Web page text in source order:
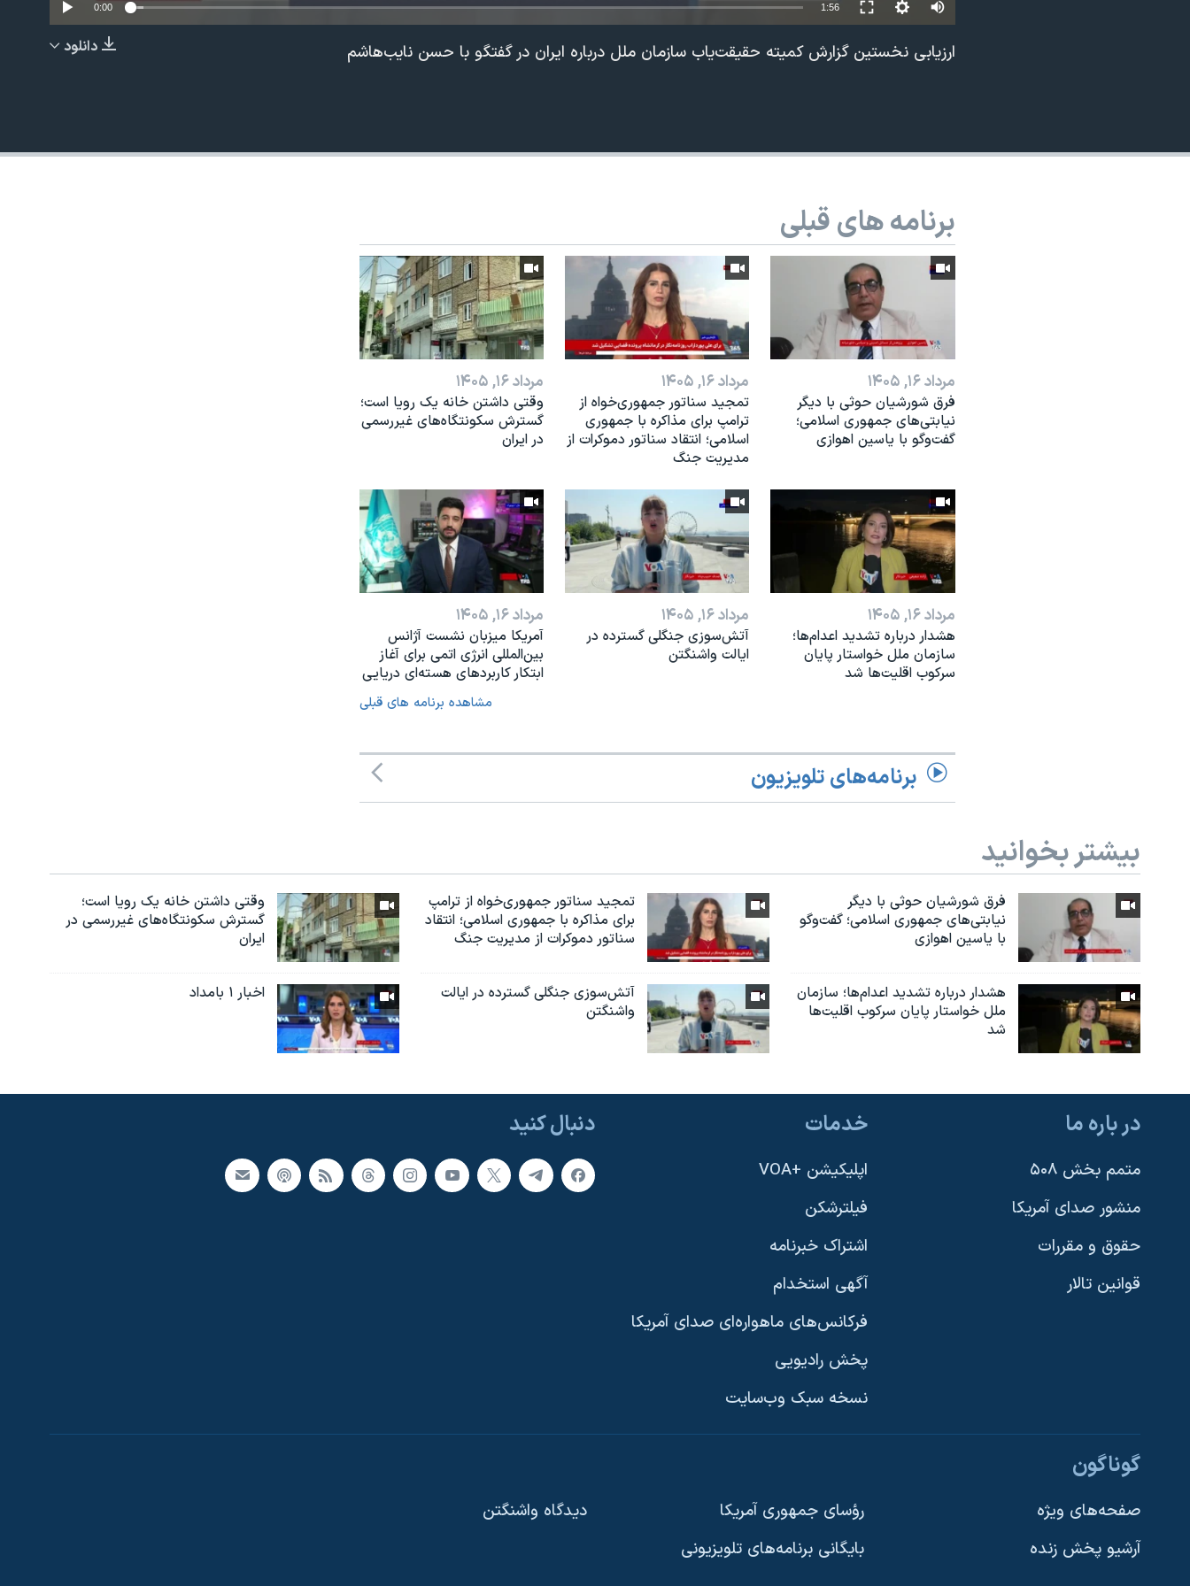
دنبال کنید
زبانهای مختلف
EMBED
0:00 1:56
دانلود ارزیابی نخستین گزارش کمیته حقیقت‌یاب سازمان ملل درباره ایران در گفتگو با حسن نایب‌هاشم
برنامه های قبلی
مرداد ۱۶, ۱۴۰۵
فرق شورشیان حوثی با دیگر
نیابتی‌های جمهوری اسلامی؛
گفت‌وگو با یاسین اهوازی
مرداد ۱۶, ۱۴۰۵
تمجید سناتور جمهوری‌خواه از
ترامپ برای مذاکره با جمهوری
اسلامی؛ انتقاد سناتور دموکرات از
مدیریت جنگ
مرداد ۱۶, ۱۴۰۵
وقتی داشتن خانه یک رویا است؛
گسترش سکونتگاه‌های غیررسمی
در ایران
مرداد ۱۶, ۱۴۰۵
هشدار درباره تشدید اعدام‌ها؛
سازمان ملل خواستار پایان
سرکوب اقلیت‌ها شد
مرداد ۱۶, ۱۴۰۵
آتش‌سوزی جنگلی گسترده در
ایالت واشنگتن
مرداد ۱۶, ۱۴۰۵
آمریکا میزبان نشست آژانس
بین‌المللی انرژی اتمی برای آغاز
ابتکار کاربردهای هسته‌ای دریایی
مشاهده برنامه های قبلی
برنامه‌های تلویزیون
بیشتر بخوانید
فرق شورشیان حوثی با دیگر
نیابتی‌های جمهوری اسلامی؛ گفت‌وگو
با یاسین اهوازی
تمجید سناتور جمهوری‌خواه از ترامپ
برای مذاکره با جمهوری اسلامی؛ انتقاد
سناتور دموکرات از مدیریت جنگ
وقتی داشتن خانه یک رویا است؛
گسترش سکونتگاه‌های غیررسمی در
ایران
هشدار درباره تشدید اعدام‌ها؛ سازمان
ملل خواستار پایان سرکوب اقلیت‌ها
شد
آتش‌سوزی جنگلی گسترده در ایالت
واشنگتن
اخبار ۱ بامداد
دنبال کنید در باره ما
متمم بخش ۵۰۸
منشور صدای آمریکا
حقوق و مقررات
قوانین تالار
خدمات
اپلیکیشن +VOA
فیلترشکن
اشتراک خبرنامه
آگهی استخدام
فرکانس‌های ماهواره‌ای صدای آمریکا
پخش رادیویی
نسخه سبک وب‌سایت
گوناگون
صفحه‌های ویژه
آرشیو پخش زنده
رؤسای جمهوری آمریکا
بایگانی برنامه‌های تلویزیونی
دیدگاه‌ واشنگتن